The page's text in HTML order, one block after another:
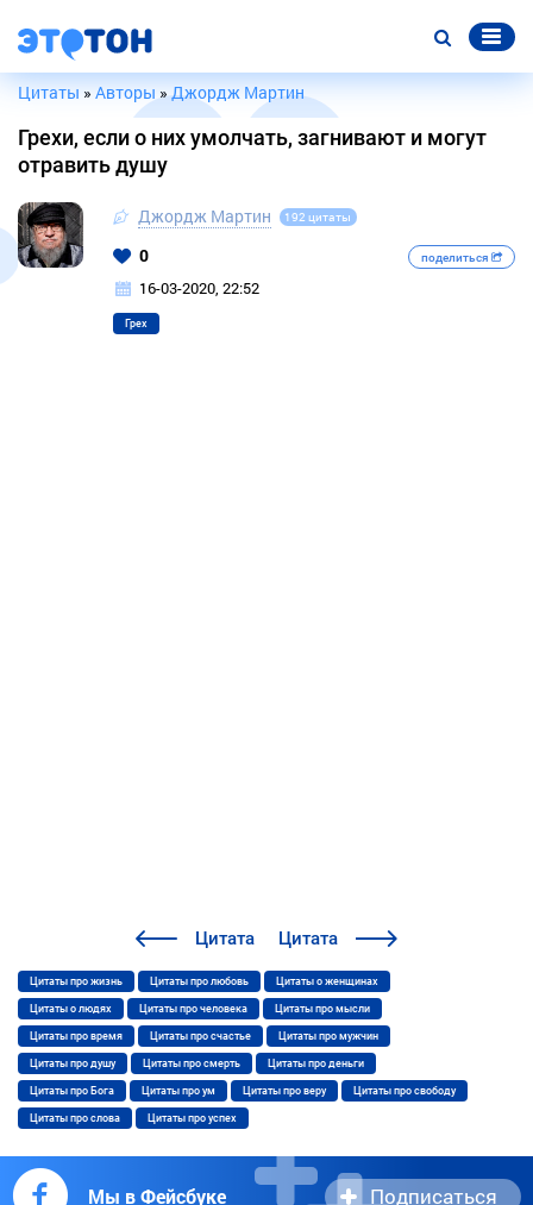
Цитаты » Авторы »Джордж Мартин
Грехи, если о них умолчать, загнивают и могут
отравить душу
Джордж Мартин 192 цитаты
0 поделиться
16-03-2020, 22:52
Грех
Цитата Цитата
Цитаты про жизнь Цитаты про любовь Цитаты о женщинах
Цитаты о людях Цитаты про человека Цитаты про мысли
Цитаты про время Цитаты про счастье Цитаты про мужчин
Цитаты про душу Цитаты про смерть Цитаты про деньги
Цитаты про Бога Цитаты про ум Цитаты про веру Цитаты про свободу
Цитаты про слова Цитаты про успех
Мы в Фейсбуке Подписаться